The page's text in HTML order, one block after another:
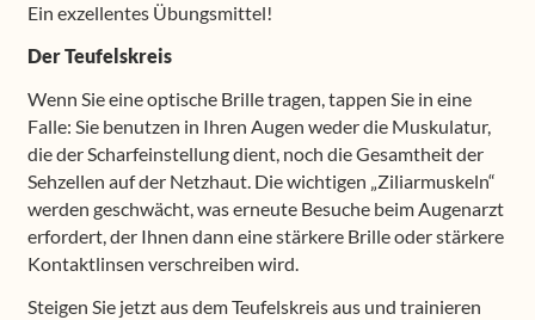
Ein exzellentes Übungsmittel!
Der Teufelskreis
Wenn Sie eine optische Brille tragen, tappen Sie in eine
Falle: Sie benutzen in Ihren Augen weder die Muskulatur,
die der Scharfeinstellung dient, noch die Gesamtheit der
Sehzellen auf der Netzhaut. Die wichtigen „Ziliarmuskeln“
werden geschwächt, was erneute Besuche beim Augenarzt
erfordert, der Ihnen dann eine stärkere Brille oder stärkere
Kontaktlinsen verschreiben wird.
Steigen Sie jetzt aus dem Teufelskreis aus und trainieren